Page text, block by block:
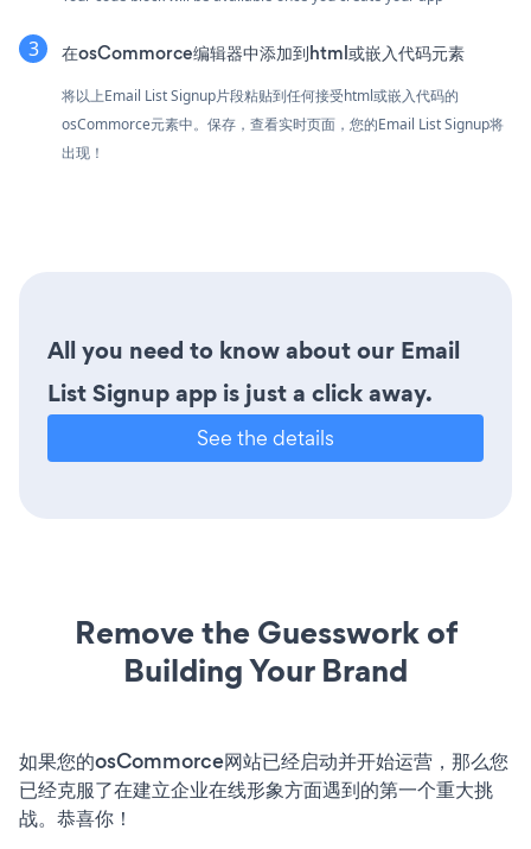
在osCommorce编辑器中添加到html或嵌入代码元素
将以上Email List Signup片段粘贴到任何接受html或嵌入代码的
osCommorce元素中。保存，查看实时页面，您的Email List Signup将
出现！
All you need to know about our Email
List Signup app is just a click away.
See the details
Remove the Guesswork of
Building Your Brand
如果您的osCommorce网站已经启动并开始运营，那么您
已经克服了在建立企业在线形象方面遇到的第一个重大挑
战。恭喜你！